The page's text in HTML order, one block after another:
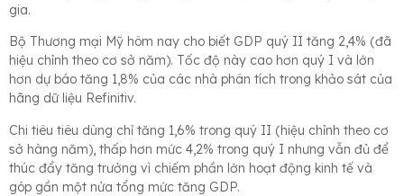
gia.
Bộ Thương mại Mỹ hôm nay cho biết GDP quý II tăng 2,4% (đã
hiệu chỉnh theo cơ sở năm). Tốc độ này cao hơn quý I và lớn
hơn dự báo tăng 1,8% của các nhà phân tích trong khảo sát của
hãng dữ liệu Refinitiv.
Chi tiêu tiêu dùng chỉ tăng 1,6% trong quý II (hiệu chỉnh theo cơ
sở hàng năm), thấp hơn mức 4,2% trong quý I nhưng vẫn đủ để
thúc đẩy tăng trưởng vì chiếm phần lớn hoạt động kinh tế và
góp gần một nửa tổng mức tăng GDP.